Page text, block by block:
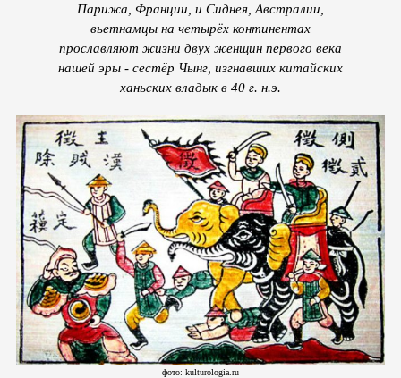
Парижа, Франции, и Сиднея, Австралии,
вьетнамцы на четырёх континентах
прославляют жизни двух женщин первого века
нашей эры - сестёр Чынг, изгнавших китайских
ханьских владык в 40 г. н.э.
фото: kulturologia.ru